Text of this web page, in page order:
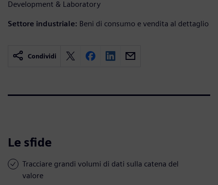
Development & Laboratory
Settore industriale: Beni di consumo e vendita al dettaglio
Condividi
Le sfide
Tracciare grandi volumi di dati sulla catena del
valore